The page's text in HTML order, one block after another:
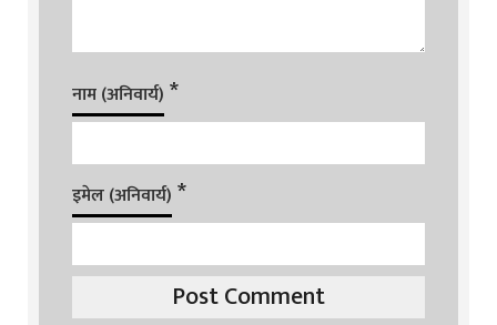
नाम (अनिवार्य) *
इमेल (अनिवार्य) *